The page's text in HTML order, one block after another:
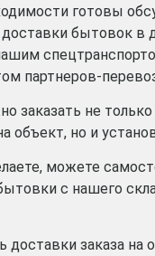
готовы
бытовок в
партнеров-
заказать не
объект, но и
можете
с нашего
доставки заказа на